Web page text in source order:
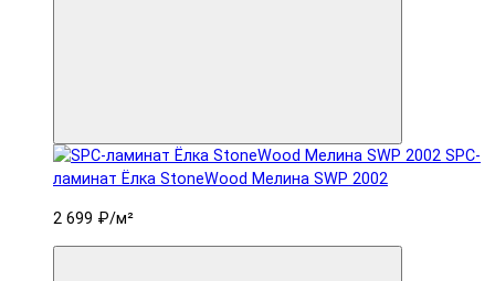
SPC-
ламинат Ëлка StoneWood Мелина SWP 2002
2 699 ₽/м²